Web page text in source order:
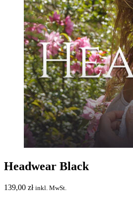
Headwear Black
139,00 zł inkl. MwSt.